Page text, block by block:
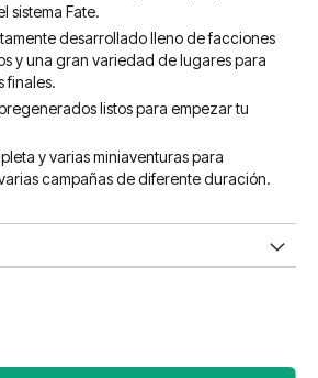
sistema Fate.
desarrollado lleno de facciones
y una gran variedad de lugares para
finales.
listos para empezar tu
y varias miniaventuras para
campañas de diferente duración.